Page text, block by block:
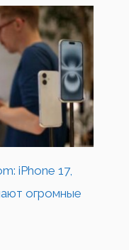
iPhone 17,
огромные